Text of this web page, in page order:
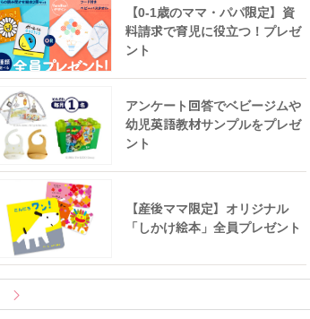
【0-1歳のママ・パパ限定】資
料請求で育児に役立つ！プレゼ
ント
アンケート回答でベビージムや
幼児英語教材サンプルをプレゼ
ント
【産後ママ限定】オリジナル
「しかけ絵本」全員プレゼント